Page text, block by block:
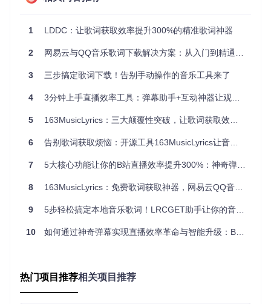
擎，彻底解决歌词乱码问题
播放器和视频编辑软件
[!TIP] 当搜索结果不理想时，尝试组合使用"模糊搜索+精确
ID"模式：先通过歌曲片段模糊定位，再用音乐平台的歌曲I
D进行精确匹配，可大幅提升准确率。
四步高效工作流：从安装到获取歌词的极简路径
🔍 第一步：环境准备与部署
通过以下命令快速获取工具源码并完成基础配置：
git clone
工具采用跨平台架构设计，无需复杂依赖安装，Windows用户
可直接运行exe文件，Linux和macOS用户通过publish.sh脚本
即可完成环境配置。
🎯 第二步：搜索策略选择
精确搜索：适用于已知完整歌手和歌名的场景，直接输入信
1 LDDC：让歌词获取效率提升300%的精准歌词神器
2 网易云与QQ音乐歌词下载解决方案：从入门到精通的实战指南
3 三步搞定歌词下载！告别手动操作的音乐工具来了
4 3分钟上手直播效率工具：弹幕助手+互动神器让观众留存率提升200%
5 163MusicLyrics：三大颠覆性突破，让歌词获取效率提升10倍的开源神器
6 告别歌词获取烦恼：开源工具163MusicLyrics让音乐管理效率提升300%
7 5大核心功能让你的B站直播效率提升300%：神奇弹幕场控机器人全解析
8 163MusicLyrics：免费歌词获取神器，网易云QQ音乐一键搞定
9 5步轻松搞定本地音乐歌词！LRCGET助手让你的音乐体验升级
10 如何通过神奇弹幕实现直播效率革命与智能升级：B站主播的5个实战技巧
热门项目推荐相关项目推荐